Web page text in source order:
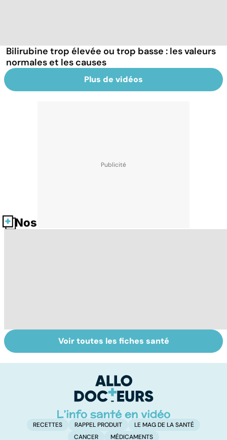
Bilirubine trop élevée ou trop basse : les valeurs
normales et les causes
Plus de vidéos
Nos fiches santé
drépanocytose,
Tout savoir sur le
cerveau
Voir toutes les fiches santé
RECETTES RAPPEL PRODUIT
LE MAG DE LA SANTÉ
CANCER
MÉDICAMENTS